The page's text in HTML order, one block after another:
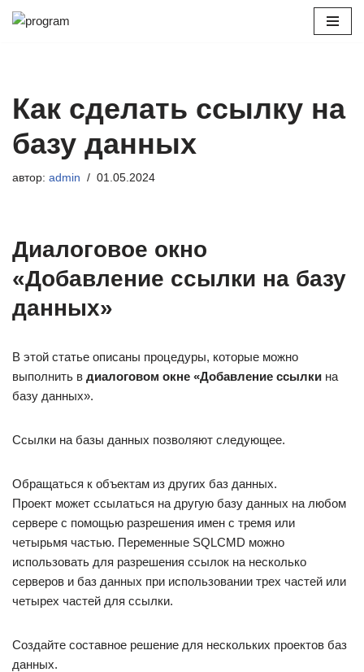
Как сделать ссылку на
базу данных
автор: admin 01.05.2024
Диалоговое окно
«Добавление ссылки на базу
данных»
В этой статье описаны процедуры, которые можно
выполнить в диалоговом окне «Добавление ссылки на
базу данных».
Ссылки на базы данных позволяют следующее.
Обращаться к объектам из других баз данных.
Проект может ссылаться на другую базу данных на любом
сервере с помощью разрешения имен с тремя или
четырьмя частью. Переменные SQLCMD можно
использовать для разрешения ссылок на несколько
серверов и баз данных при использовании трех частей или
четырех частей для ссылки.
Создайте составное решение для нескольких проектов баз
данных.